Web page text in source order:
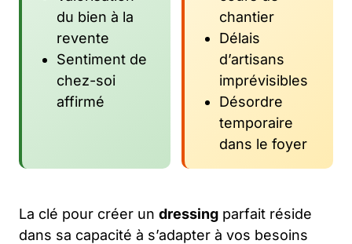
du bien à la
revente
Sentiment de
chez-soi
affirmé
chantier
Délais
d’artisans
imprévisibles
Désordre
temporaire
dans le foyer
La clé pour créer un dressing parfait réside
dans sa capacité à s’adapter à vos besoins